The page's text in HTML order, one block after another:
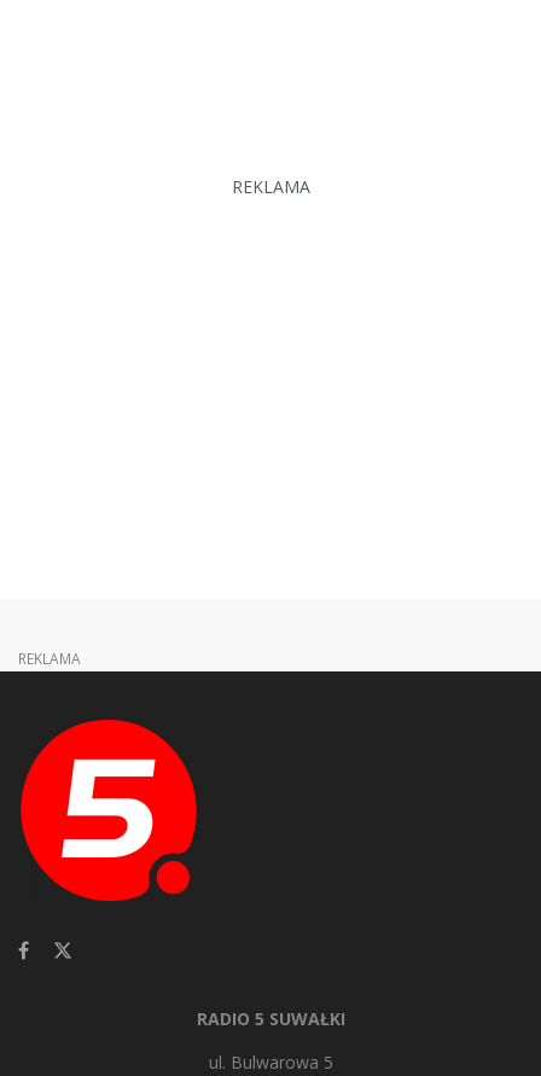
REKLAMA
REKLAMA
RADIO 5 SUWAŁKI
ul. Bulwarowa 5